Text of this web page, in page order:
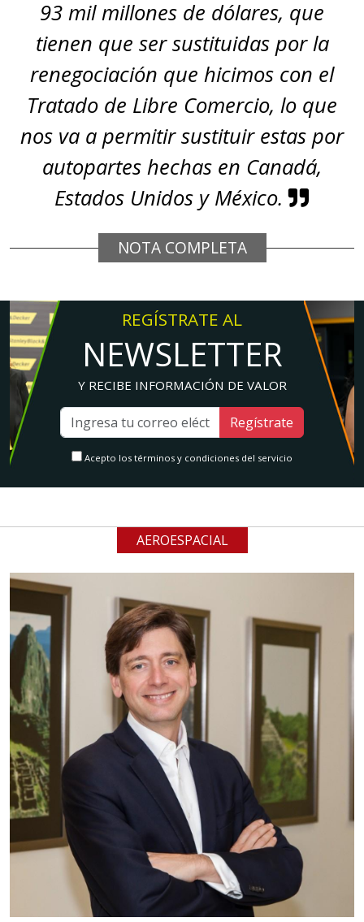
93 mil millones de dólares, que
tienen que ser sustituidas por la
renegociación que hicimos con el
Tratado de Libre Comercio, lo que
nos va a permitir sustituir estas por
autopartes hechas en Canadá,
Estados Unidos y México.
NOTA COMPLETA
REGÍSTRATE AL
NEWSLETTER
Y RECIBE INFORMACIÓN DE VALOR
Regístrate
Acepto los términos y condiciones del servicio
AEROESPACIAL